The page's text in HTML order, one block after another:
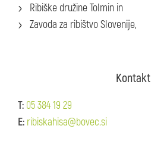
Ribiške družine Tolmin in
Zavoda za ribištvo Slovenije,
Kontakt
T: 05 384 19 29
E: ribiskahisa@bovec.si